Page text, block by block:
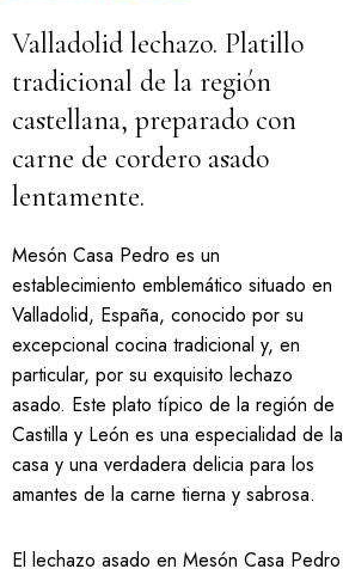
Valladolid lechazo. Platillo
tradicional de la región
castellana, preparado con
carne de cordero asado
lentamente.
Mesón Casa Pedro es un
establecimiento emblemático situado en
Valladolid, España, conocido por su
excepcional cocina tradicional y, en
particular, por su exquisito lechazo
asado. Este plato típico de la región de
Castilla y León es una especialidad de la
casa y una verdadera delicia para los
amantes de la carne tierna y sabrosa.
El lechazo asado en Mesón Casa Pedro